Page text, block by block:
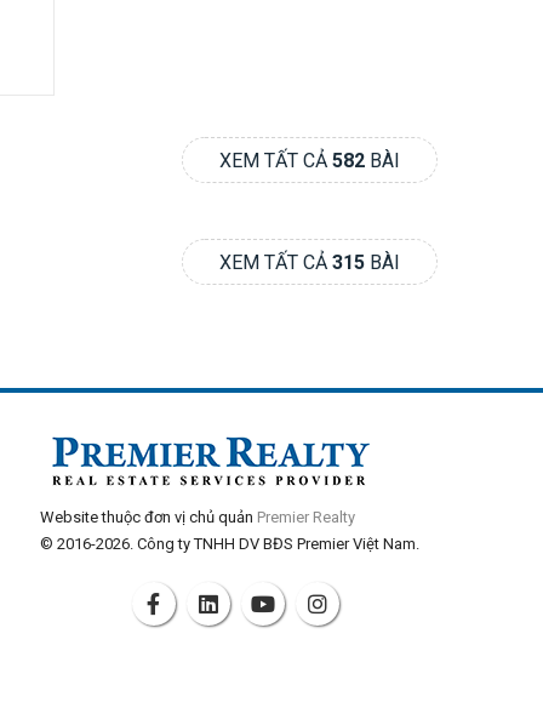
XEM TẤT CẢ 582 BÀI
XEM TẤT CẢ 315 BÀI
Website thuộc đơn vị chủ quản Premier Realty
© 2016-2026. Công ty TNHH DV BĐS Premier Việt Nam.